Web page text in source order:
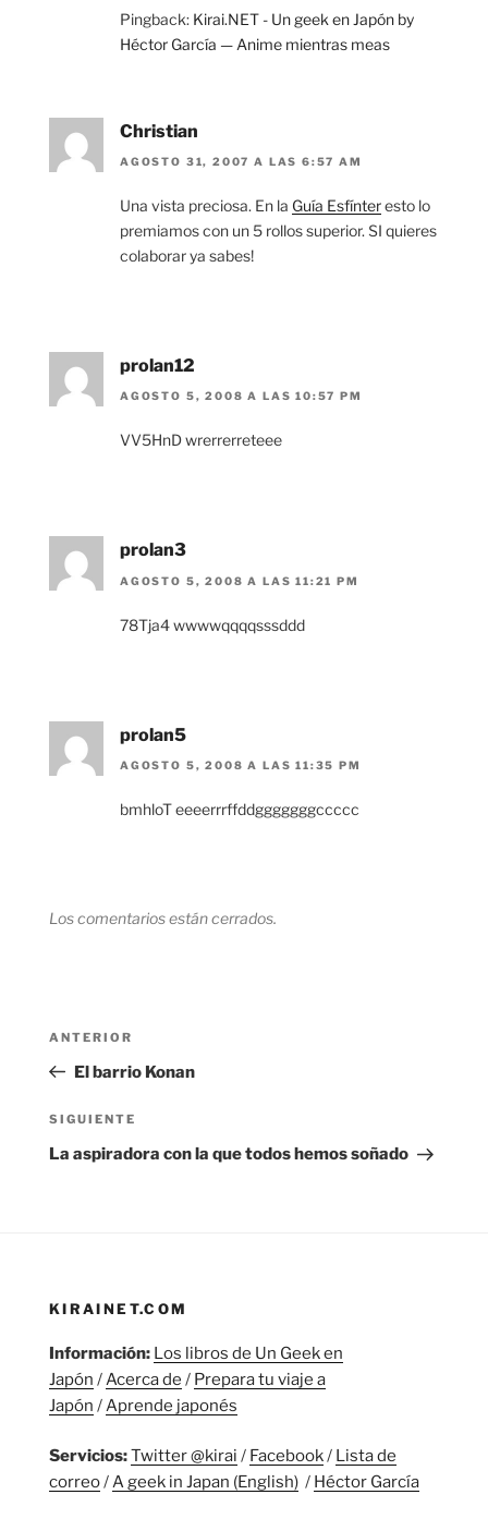
Pingback: Kirai.NET - Un geek en Japón by
Héctor García — Anime mientras meas
Christian
AGOSTO 31, 2007 A LAS 6:57 AM
Una vista preciosa. En la Guía Esfínteresto lo
premiamos con un 5 rollos superior. SI quieres
colaborar ya sabes!
prolan12
AGOSTO 5, 2008 A LAS 10:57 PM
VV5HnD wrerrerreteee
prolan3
AGOSTO 5, 2008 A LAS 11:21 PM
78Tja4 wwwwqqqqsssddd
prolan5
AGOSTO 5, 2008 A LAS 11:35 PM
bmhloT eeeerrrffddgggggggccccc
Los comentarios están cerrados.
entradas
Entrada
anterior:
ANTERIOR
El barrio Konan
Siguiente
entrada
SIGUIENTE
La aspiradora con la que todos hemos soñado
KIRAINET.COM
Información: Los libros de Un Geek en
Japón /Acerca de / Prepara tu viaje a
Japón /Aprende japonés
Servicios:Twitter @kirai / Facebook/ Lista de
correo/A geek in Japan (English) / Héctor García